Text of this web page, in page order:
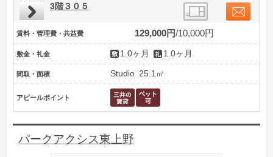
3階３０５
賃料・管理費・共益費 129,000円 10,000円
敷金・礼金 1.0ヶ月 1.0ヶ月
間取・面積 Studio 25.1㎡
アピールポイント
パークアクシス東上野